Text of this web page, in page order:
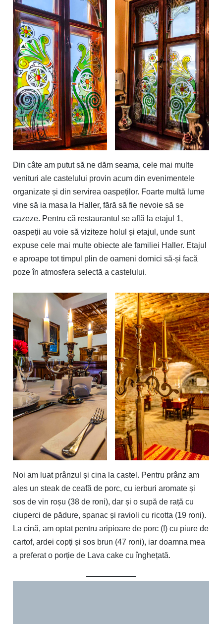
Din câte am putut să ne dăm seama, cele mai multe
venituri ale castelului provin acum din evenimentele
organizate și din servirea oaspeților. Foarte multă lume
vine să ia masa la Haller, fără să fie nevoie să se
cazeze. Pentru că restaurantul se află la etajul 1,
oaspeții au voie să viziteze holul și etajul, unde sunt
expuse cele mai multe obiecte ale familiei Haller. Etajul
e aproape tot timpul plin de oameni dornici să-și facă
poze în atmosfera selectă a castelului.
Noi am luat prânzul și cina la castel. Pentru prânz am
ales un steak de ceafă de porc, cu ierburi aromate și
sos de vin roșu (38 de roni), dar și o supă de rață cu
ciuperci de pădure, spanac și ravioli cu ricotta (19 roni).
La cină, am optat pentru aripioare de porc (!) cu piure de
cartof, ardei copți și sos brun (47 roni), iar doamna mea
a preferat o porție de Lava cake cu înghețată.